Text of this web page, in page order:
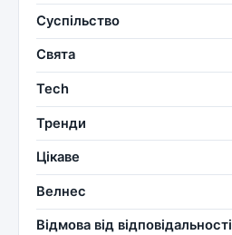
Суспільство
Свята
Tech
Тренди
Цікаве
Велнес
Відмова від відповідальності